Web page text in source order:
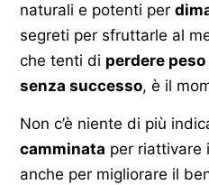
naturali e potenti per
segreti per sfruttarle al
che tenti di perdere peso
senza successo, è il
Non c’è niente di più
camminata per riattivare
anche per migliorare il